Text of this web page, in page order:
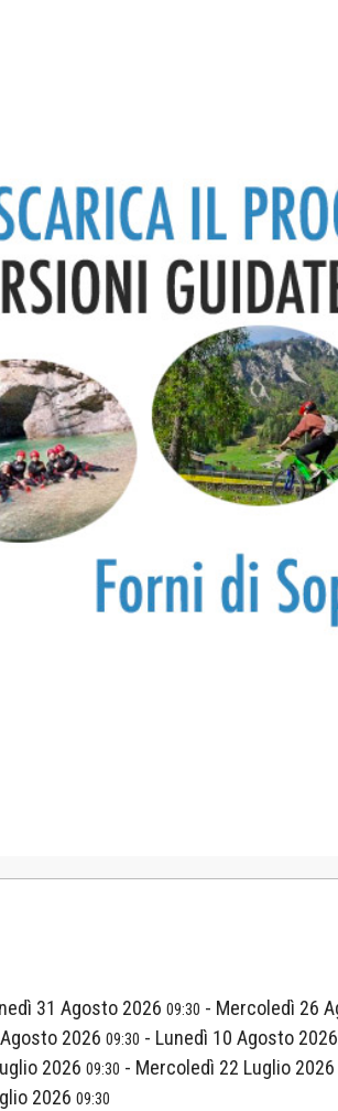
31 Agosto 2026 09:30 - Mercoledì 26
2026 09:30 - Lunedì 10 Agosto 2026
2026 09:30 - Mercoledì 22 Luglio 2026
2026 09:30